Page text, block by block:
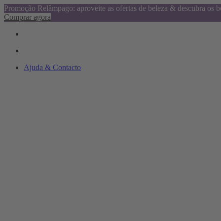
Promoção Relâmpago: aproveite as ofertas de beleza & descubra os
Comprar agora
Ajuda & Contacto